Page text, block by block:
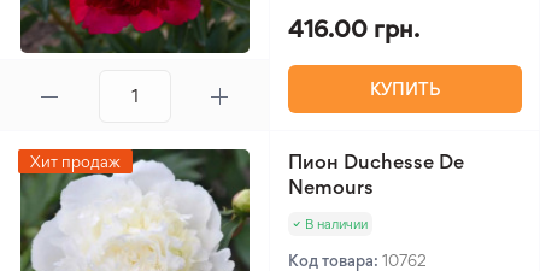
416.00 грн.
КУПИТЬ
Хит продаж
Пион Duchesse De
Nemours
В наличии
Код товара: 10762